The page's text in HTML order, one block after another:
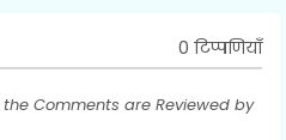
0 टिप्पणियाँ
Comments are Reviewed by